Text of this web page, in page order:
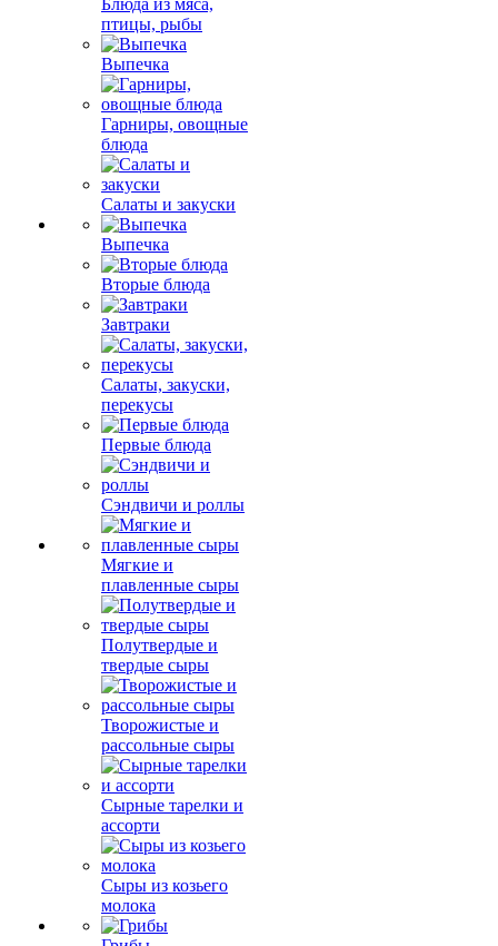
птицы, рыбы
Выпечка
Гарниры, овощные
блюда
Салаты и закуски
Выпечка
Вторые блюда
Завтраки
Салаты, закуски,
перекусы
Первые блюда
Сэндвичи и роллы
Мягкие и
плавленные сыры
Полутвердые и
твердые сыры
Творожистые и
рассольные сыры
Сырные тарелки и
ассорти
Сыры из козьего
молока